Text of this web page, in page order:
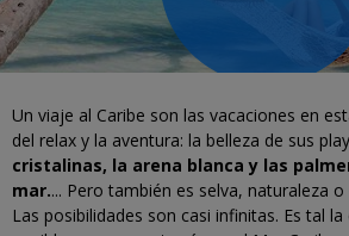
Un viaje al Caribe son las vacaciones en
del relax y la aventura: la belleza de sus
cristalinas, la arena blanca y las
mar.... Pero también es selva, naturaleza
Las posibilidades son casi infinitas. Es tal